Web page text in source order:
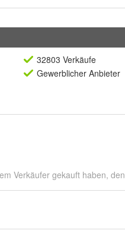
32803 Verkäufe
Gewerblicher Anbieter
Verkäufer gekauft haben,